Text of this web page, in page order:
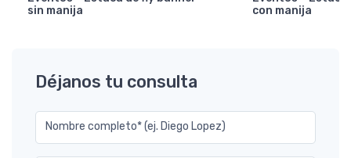
sin manija
con manija
Déjanos tu consulta
Nombre completo* (ej. Diego Lopez)